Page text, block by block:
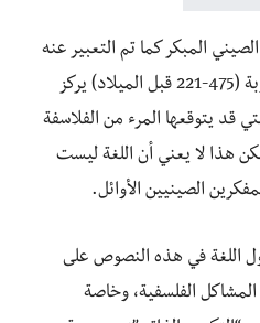
الصيني المبكر كما تم التعبير عنه
في نصوص فترة الدول المتحاربة (475-221 قبل الميلاد) يركز
قد يتوقعها المرء من الفلاسفة
هذا لا يعني أن اللغة ليست
الصينيين الأوائل.
اللغة في هذه النصوص على
الفلسفية، وخاصة